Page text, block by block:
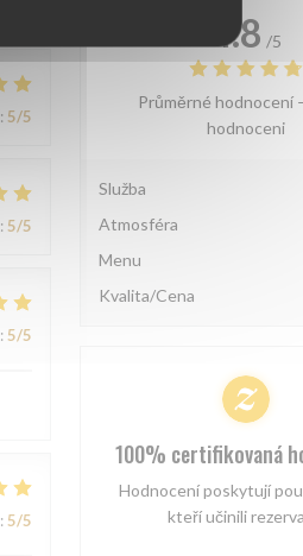
5/5
5/5
5/5
5/5
4.8 /5
Průměrné hodnocení
hodnoceni
Služba
Atmosféra
Menu
Kvalita/Cena
100% certifikovaná
Hodnocení poskytují
kteří učinili